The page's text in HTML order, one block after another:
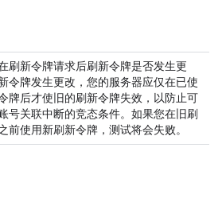
刷新令牌请求后刷新令牌是否发生更
令牌发生更改，您的服务器应仅在已使
牌后才使旧的刷新令牌失效，以防止可
号关联中断的竞态条件。如果您在旧刷
前使用新刷新令牌，测试将会失败。